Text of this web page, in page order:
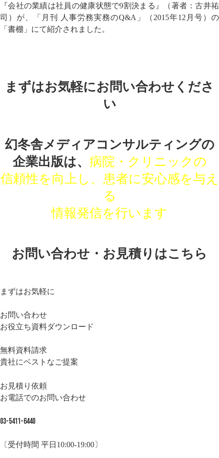
『会社の業績は社員の健康状態で9割決まる』（著者：古井祐
司）が、「月刊 人事労務実務のQ&A」（2015年12月号）の
「書棚」にて紹介されました。
まずはお気軽にお問い合わせくださ
い
幻冬舎メディアコンサルティングの
企業出版は、 病院・クリニックの
信頼性を向上し、患者に安心感を与え
る
情報発信を行います
お問い合わせ・お見積りはこちら
まずはお気軽に
お問い合わせ
お役立ち資料ダウンロード
無料資料請求
貴社にベストなご提案
お見積り依頼
お電話でのお問い合わせ
03-5411-6440
〔受付時間 平日10:00-19:00〕